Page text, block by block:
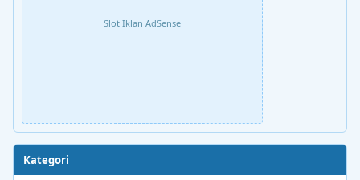
Slot Iklan AdSense
Kategori